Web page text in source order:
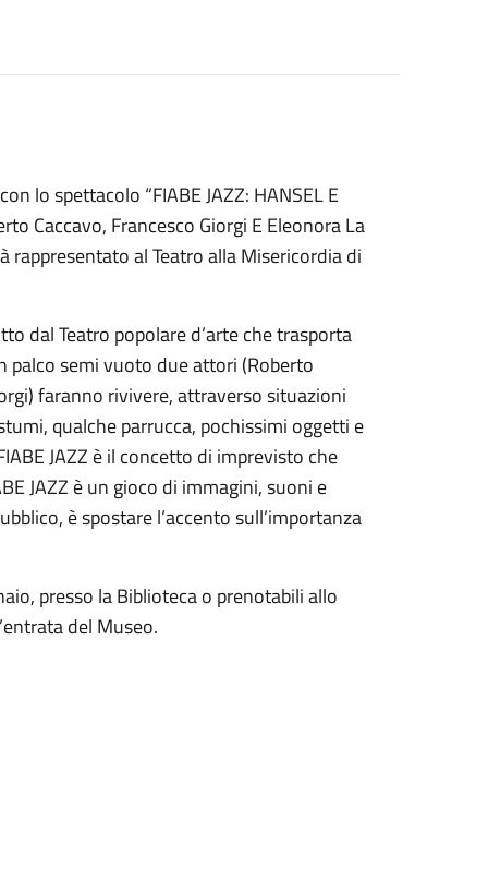
lo spettacolo “FIABE JAZZ: HANSEL E
Caccavo, Francesco Giorgi E Eleonora La
rappresentato al Teatro alla Misericordia di
dal Teatro popolare d’arte che trasporta
semi vuoto due attori (Roberto
faranno rivivere, attraverso situazioni
qualche parrucca, pochissimi oggetti e
JAZZ è il concetto di imprevisto che
JAZZ è un gioco di immagini, suoni e
è spostare l’accento sull’importanza
presso la Biblioteca o prenotabili allo
del Museo.